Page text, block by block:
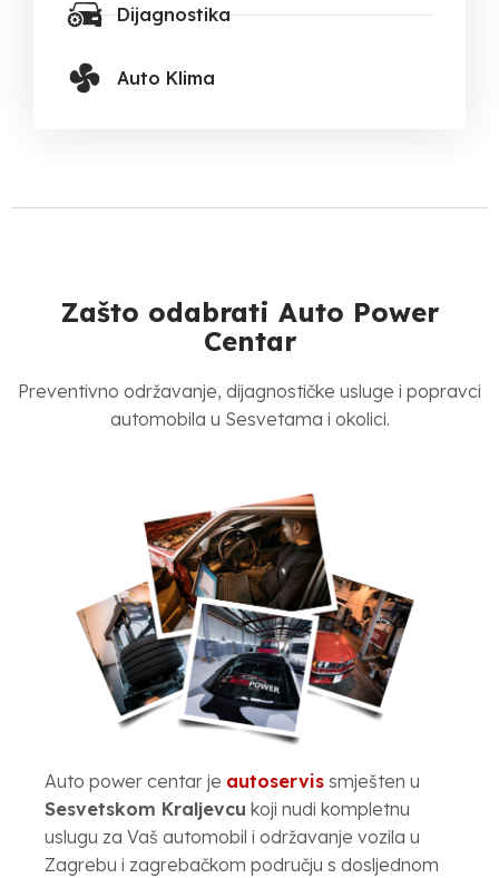
Dijagnostika
Auto Klima
Zašto odabrati Auto Power
Centar
Preventivno održavanje, dijagnostičke usluge i popravci
automobila u Sesvetama i okolici.
Auto power centar je autoservis smješten u
Sesvetskom Kraljevcu koji nudi kompletnu
uslugu za Vaš automobil i održavanje vozila u
Zagrebu i zagrebačkom području s dosljednom